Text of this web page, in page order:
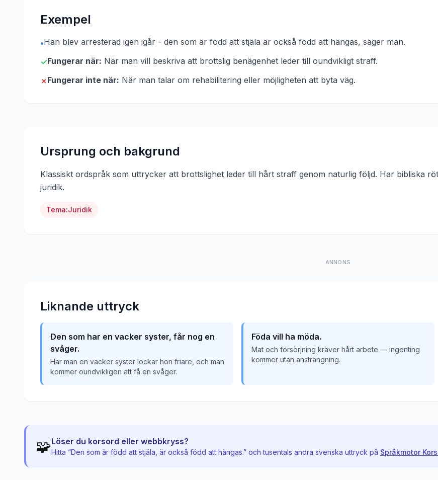
Exempel
•Han blev arresterad igen igår - den som är född att stjäla är också född att hängas, säger man.
✓Fungerar när: När man vill beskriva att brottslig benägenhet leder till oundvikligt straff.
✗Fungerar inte när: När man talar om rehabilitering eller möjligheten att byta väg.
Ursprung och bakgrund
Klassiskt ordspråk som uttrycker att brottslighet leder till hårt straff genom naturlig följd. Har bibliska
juridik.
Tema:Juridik
ANNONS
Liknande uttryck
Den som har en vacker syster, får nog en
svåger.
Har man en vacker syster lockar hon friare, och man
kommer oundvikligen att få en svåger.
Föda vill ha möda.
Mat och försörjning kräver hårt arbete — ingenting
kommer utan ansträngning.
🧩Löser du korsord eller webbkryss?
Hitta “Den som är född att stjäla, är också född att hängas.” och tusentals andra svenska uttryck på Språkmotor